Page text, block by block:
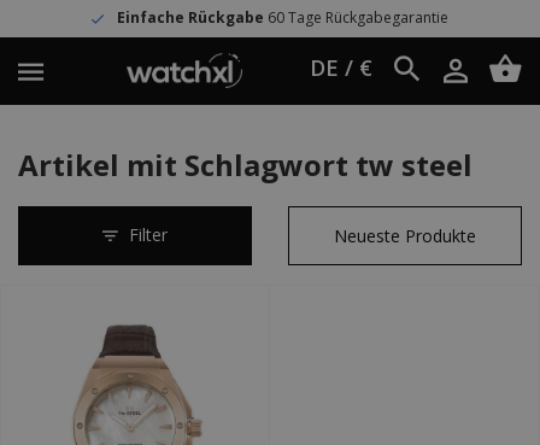
Einfache Rückgabe 60 Tage Rückgabegarantie
DE / €
Artikel mit Schlagwort tw steel
Filter